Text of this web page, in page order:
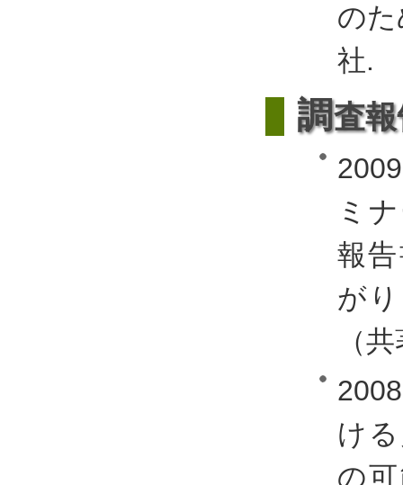
の
社.
調査
ミ
報
が
（
け
の